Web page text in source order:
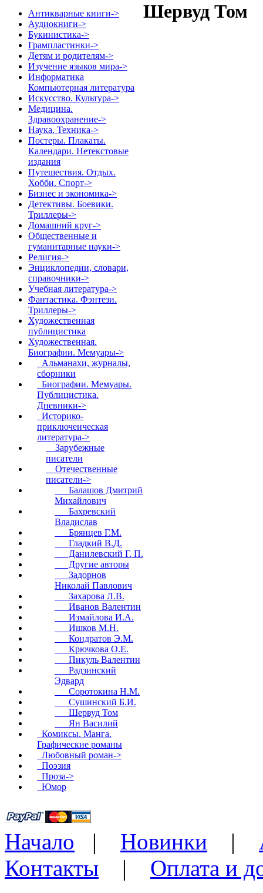
Антикварные книги->
Аудиокниги->
Букинистика->
Грампластинки->
Детям и родителям->
Изучение языков мира->
Информатика
Компьютерная литература
Искусство. Культура->
Медицина.
Здравоохранение->
Наука. Техника->
Постеры. Плакаты.
Календари. Нетекстовые
издания
Путешествия. Отдых.
Хобби. Спорт->
Бизнес и экономика->
Детективы. Боевики.
Триллеры->
Домашний круг->
Общественные и
гуманитарные науки->
Религия->
Энциклопедии, словари,
справочники->
Учебная литература->
Фантастика. Фэнтези.
Триллеры->
Художественная
публицистика
Художественная.
Биографии. Мемуары->
Альманахи, журналы,
сборники
Биографии. Мемуары.
Публицистика.
Дневники->
Историко-
приключенческая
литература->
Зарубежные
писатели
Отечественные
писатели->
Балашов Дмитрий
Михайлович
Бахревский
Владислав
Брянцев Г.М.
Гладкий В.Д.
Данилевский Г. П.
Другие авторы
Задорнов
Николай Павлович
Захарова Л.В.
Иванов Валентин
Измайлова И.А.
Ишков М.Н.
Кондратов Э.М.
Крючкова О.Е.
Пикуль Валентин
Радзинский
Эдвард
Соротокина Н.М.
Сушинский Б.И.
Шервуд Том
Ян Василий
Комиксы. Манга.
Графические романы
Любовный роман->
Поэзия
Проза->
Юмор
Шервуд Том
Начало | Новинки |
Контакты | Оплата и